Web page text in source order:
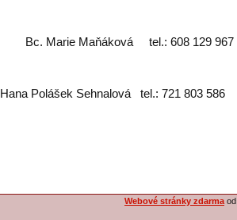
Bc. Marie Maňáková tel.: 608 129 967
Hana Polášek Sehnalová tel.: 721 803 586
Webové stránky zdarma od